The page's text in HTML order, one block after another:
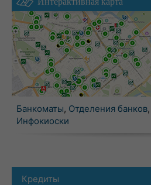
Банкоматы, Отделения банков,
Инфокиоски
Кредиты